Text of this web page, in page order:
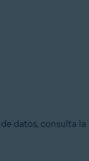
datos, consulta la